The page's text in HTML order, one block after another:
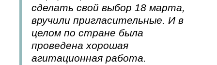
сделать свой выбор 18 марта,
вручили пригласительные. И в
целом по стране была
проведена хорошая
агитационная работа.